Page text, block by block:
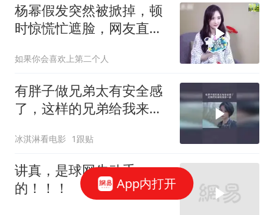
杨幂假发突然被掀掉，顿
时惊慌忙遮脸，网友直
如果你会喜欢上第二个人
有胖子做兄弟太有安全感
了，这样的兄弟给我来一
冰淇淋看电影 1跟贴
讲真，是球网先动手
的！！！
App内打开